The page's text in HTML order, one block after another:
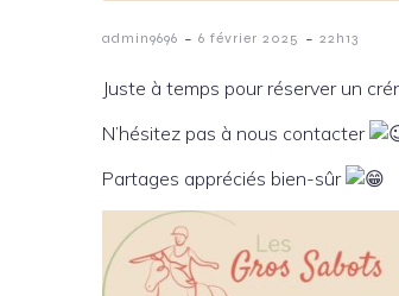
admin9696 - 6 février 2025 - 22h13
Juste à temps pour réserver un
N’hésitez pas à nous contacter
Partages appréciés bien-sûr